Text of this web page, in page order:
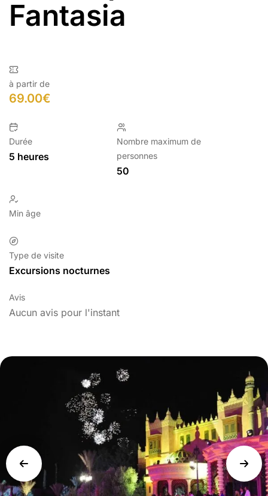
Fantasia
à partir de
69.00€
Durée
5 heures
Nombre maximum de
personnes
50
Min âge
Type de visite
Excursions nocturnes
Avis
Aucun avis pour l'instant